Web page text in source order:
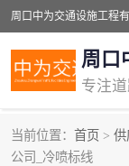
周口
当前位置： 首页 > 供
公司_冷喷标线
交通道路标线